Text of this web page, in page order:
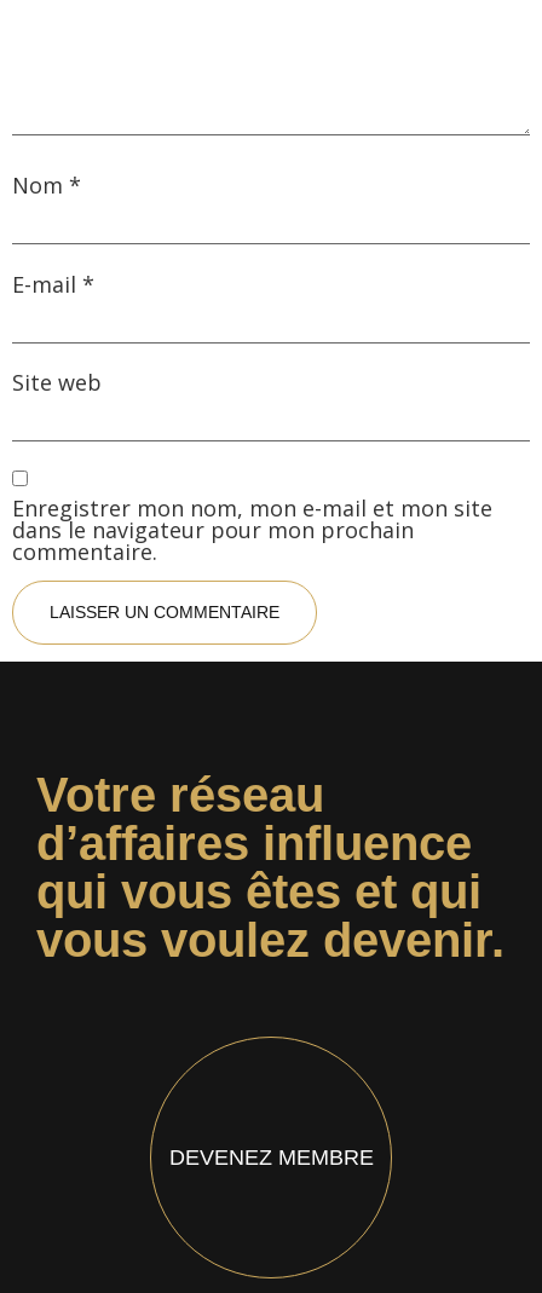
Nom *
E-mail *
Site web
Enregistrer mon nom, mon e-mail et mon site
dans le navigateur pour mon prochain
commentaire.
Votre réseau
d’affaires influence
qui vous êtes et qui
vous voulez devenir.
DEVENEZ MEMBRE